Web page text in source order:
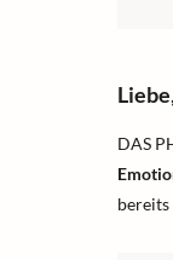
DAS
bereits